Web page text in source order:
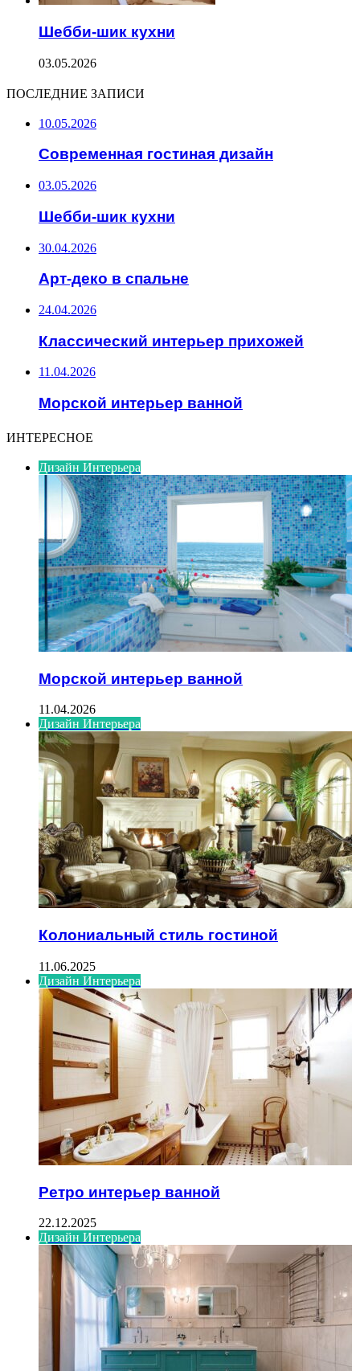
Шебби-шик кухни
03.05.2026
ПОСЛЕДНИЕ ЗАПИСИ
10.05.2026
Современная гостиная дизайн
03.05.2026
Шебби-шик кухни
30.04.2026
Арт-деко в спальне
24.04.2026
Классический интерьер прихожей
11.04.2026
Морской интерьер ванной
ИНТЕРЕСНОЕ
Дизайн Интерьера
Морской интерьер ванной
11.04.2026
Дизайн Интерьера
Колониальный стиль гостиной
11.06.2025
Дизайн Интерьера
Ретро интерьер ванной
22.12.2025
Дизайн Интерьера